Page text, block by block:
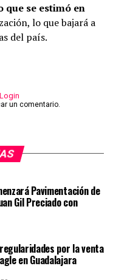
que se estimó en
lo que bajará a
del país.
Login
un comentario.
Pavimentación de
Gil Preciado con
por la venta
en Guadalajara